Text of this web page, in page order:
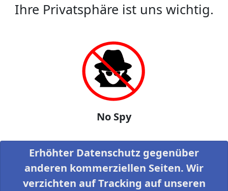
Ihre Privatsphäre ist uns wichtig.
No Spy
Erhöhter Datenschutz gegenüber
anderen kommerziellen Seiten. Wir
verzichten auf Tracking auf unseren